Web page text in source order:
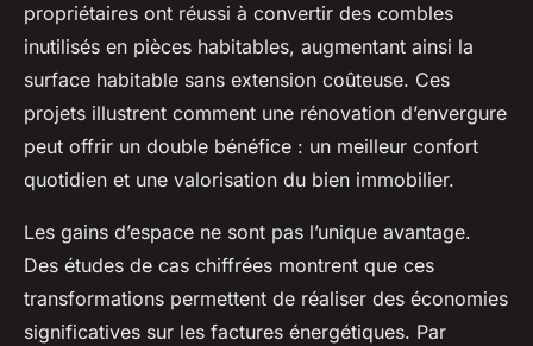
propriétaires ont réussi à convertir des combles
inutilisés en pièces habitables, augmentant ainsi la
surface habitable sans extension coûteuse. Ces
projets illustrent comment une rénovation d’envergure
peut offrir un double bénéfice : un meilleur confort
quotidien et une valorisation du bien immobilier.
Les gains d’espace ne sont pas l’unique avantage.
Des études de cas chiffrées montrent que ces
transformations permettent de réaliser des économies
significatives sur les factures énergétiques. Par